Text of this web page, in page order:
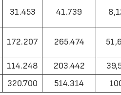
31.453 41.739
172.207 265.474
114.248 203.442
320.700 514.314